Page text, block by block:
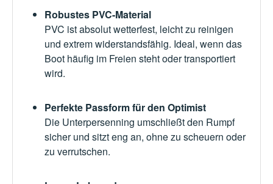
Robustes PVC-Material
PVC ist absolut wetterfest, leicht zu reinigen
und extrem widerstandsfähig. Ideal, wenn das
Boot häufig im Freien steht oder transportiert
wird.
Perfekte Passform für den Optimist
Die Unterpersenning umschließt den Rumpf
sicher und sitzt eng an, ohne zu scheuern oder
zu verrutschen.